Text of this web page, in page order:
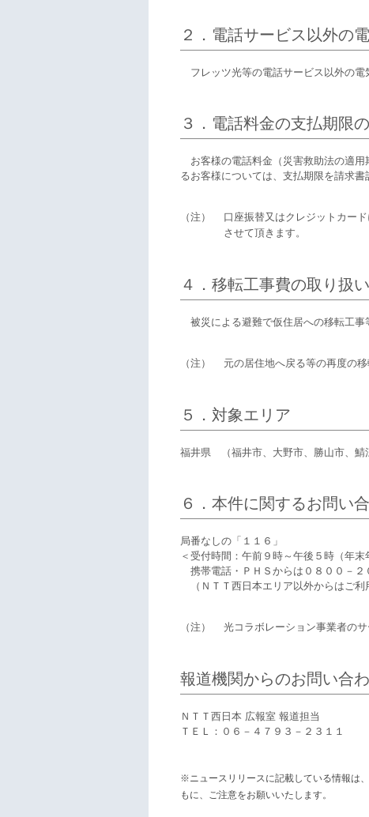
２．電話サービス以外の
フレッツ光等の電話サービス以外の電
３．電話料金の支払期限
お客様の電話料金（災害救助法の適用
るお客様については、支払期限を請求書
（注）
口座振替又はクレジットカー
させて頂きます。
４．移転工事費の取り扱い
被災による避難で仮住居への移転工事
（注） 元の居住地へ戻る等の再度の
５．対象エリア
福井県 （福井市、大野市、勝山市、鯖
６．本件に関するお問い
局番なしの「１１６」
＜受付時間：午前９時～午後５時（年
携帯電話・ＰＨＳからは０８００－２
（ＮＴＴ西日本エリア以外からはご利
（注） 光コラボレーション事業者の
報道機関からのお問い合
ＮＴＴ西日本 広報室 報道担当
ＴＥＬ：０６－４７９３－２３１１
※ニュースリリースに記載している情報は
もに、ご注意をお願いいたします。